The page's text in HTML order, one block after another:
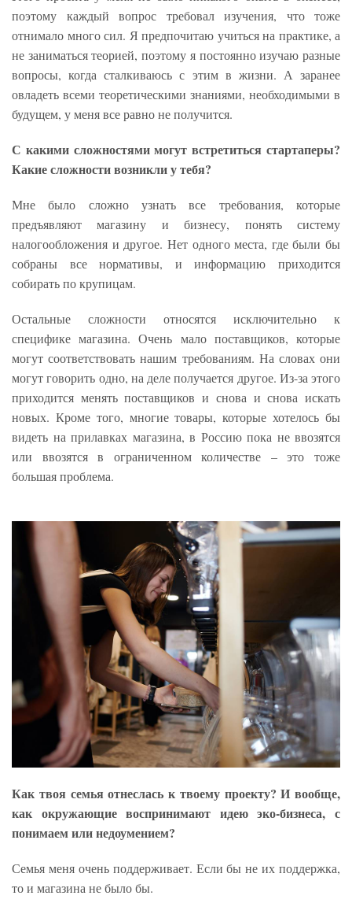
поэтому каждый вопрос требовал изучения, что тоже
отнимало много сил. Я предпочитаю учиться на практике, а
не заниматься теорией, поэтому я постоянно изучаю разные
вопросы, когда сталкиваюсь с этим в жизни. А заранее
овладеть всеми теоретическими знаниями, необходимыми в
будущем, у меня все равно не получится.
С какими сложностями могут встретиться стартаперы?
Какие сложности возникли у тебя?
Мне было сложно узнать все требования, которые
предъявляют магазину и бизнесу, понять систему
налогообложения и другое. Нет одного места, где были бы
собраны все нормативы, и информацию приходится
собирать по крупицам.
Остальные сложности относятся исключительно к
специфике магазина. Очень мало поставщиков, которые
могут соответствовать нашим требованиям. На словах они
могут говорить одно, на деле получается другое. Из-за этого
приходится менять поставщиков и снова и снова искать
новых. Кроме того, многие товары, которые хотелось бы
видеть на прилавках магазина, в Россию пока не ввозятся
или ввозятся в ограниченном количестве – это тоже
большая проблема.
Как твоя семья отнеслась к твоему проекту? И вообще,
как окружающие воспринимают идею эко-бизнеса, с
понимаем или недоумением?
Семья меня очень поддерживает. Если бы не их поддержка,
то и магазина не было бы.